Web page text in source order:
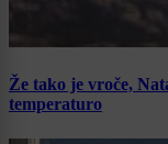
Že tako je vroče,
temperaturo